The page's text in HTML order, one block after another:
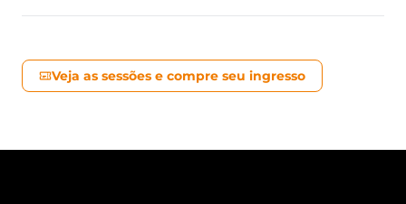
Veja as sessões e compre seu ingresso